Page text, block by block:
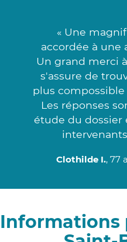
« Une
accordée à une
Un grand merci
s'assure de
plus
Les réponses
étude du dossier
Clothilde I., 77
Informations